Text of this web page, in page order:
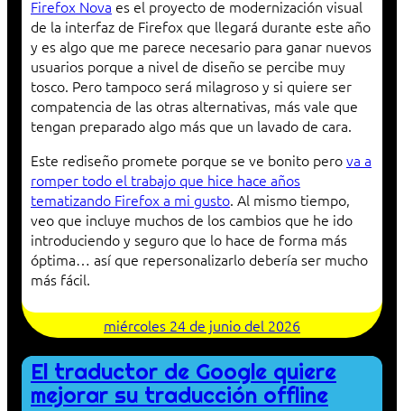
Firefox Nova es el proyecto de modernización visual
de la interfaz de Firefox que llegará durante este año
y es algo que me parece necesario para ganar nuevos
usuarios porque a nivel de diseño se percibe muy
tosco. Pero tampoco será milagroso y si quiere ser
compatencia de las otras alternativas, más vale que
tengan preparado algo más que un lavado de cara.
Este rediseño promete porque se ve bonito perova a
romper todo el trabajo que hice hace años
tematizando Firefox a mi gusto. Al mismo tiempo,
veo que incluye muchos de los cambios que he ido
introduciendo y seguro que lo hace de forma más
óptima… así que repersonalizarlo debería ser mucho
más fácil.
miércoles 24 de junio del 2026
El traductor de Google quiere
mejorar su traducción offline